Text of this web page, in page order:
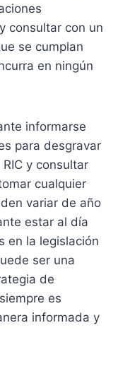
consultar con un
se cumplan
en ningún
informarse
para desgravar
y consultar
cualquier
variar de año
estar al día
en la legislación
ser una
de
es
informada y